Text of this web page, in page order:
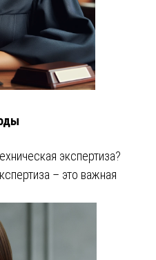
экспертиза?
– это важная